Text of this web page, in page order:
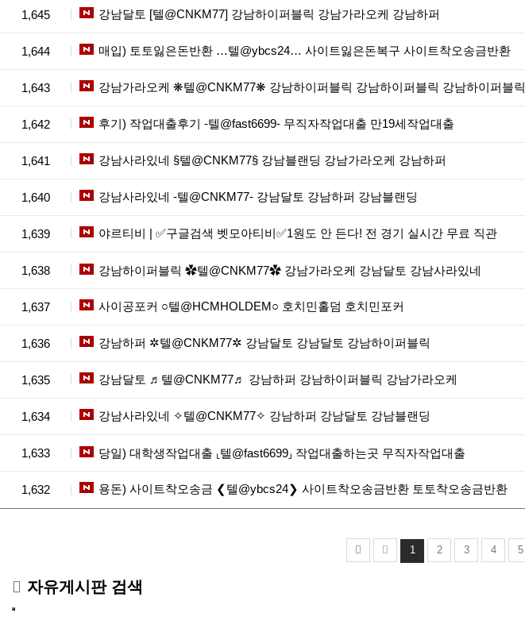
1,645 강남달토 [텔@CNKM77] 강남하이퍼블릭 강남가라오케 강남하퍼
1,644 매입) 토토잃은돈반환 …텔@ybcs24… 사이트잃은돈복구 사이트착오송금반환
1,643 강남가라오케 ❋텔@CNKM77❋ 강남하이퍼블릭 강남하이퍼블릭 강남하이퍼블릭
1,642 후기) 작업대출후기 -텔@fast6699- 무직자작업대출 만19세작업대출
1,641 강남사라있네 §텔@CNKM77§ 강남블랜딩 강남가라오케 강남하퍼
1,640 강남사라있네 -텔@CNKM77- 강남달토 강남하퍼 강남블랜딩
1,639 야르티비 | ✅구글검색 벳모아티비✅1원도 안 든다! 전 경기 실시간 무료 직관
1,638 강남하이퍼블릭 ✿텔@CNKM77✿ 강남가라오케 강남달토 강남사라있네
1,637 사이공포커 ○텔@HCMHOLDEM○ 호치민홀덤 호치민포커
1,636 강남하퍼 ✲텔@CNKM77✲ 강남달토 강남달토 강남하이퍼블릭
1,635 강남달토 ♬텔@CNKM77♬ 강남하퍼 강남하이퍼블릭 강남가라오케
1,634 강남사라있네 ✧텔@CNKM77✧ 강남하퍼 강남달토 강남블랜딩
1,633 당일) 대학생작업대출 ⸤텔@fast6699⸥ 작업대출하는곳 무직자작업대출
1,632 용돈) 사이트착오송금 ❮텔@ybcs24❯ 사이트착오송금반환 토토착오송금반환
1 2 3 4 5
자유게시판 검색